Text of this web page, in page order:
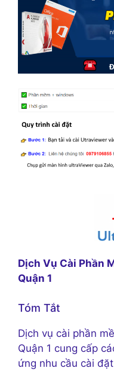
Dịch Vụ Cài Phần
Quận 1
Tóm Tắt
Dịch vụ cài phần
Quận 1 cung cấp
ứng nhu cầu cài